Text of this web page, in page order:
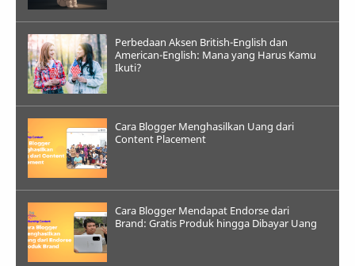
Perbedaan Aksen British-English dan
American-English: Mana yang Harus Kamu
Ikuti?
Cara Blogger Menghasilkan Uang dari
Content Placement
Cara Blogger Mendapat Endorse dari
Brand: Gratis Produk hingga Dibayar Uang